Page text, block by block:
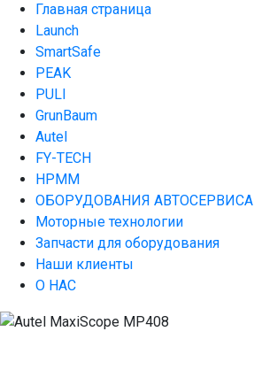
Главная страница
Launch
SmartSafe
PEAK
PULI
GrunBaum
Autel
FY-TECH
HPMM
ОБОРУДОВАНИЯ АВТОСЕРВИСА
Моторные технологии
Запчасти для оборудования
Наши клиенты
О НАС